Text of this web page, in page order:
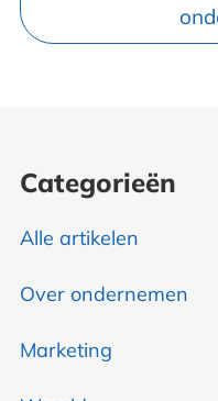
Categorieën
Alle artikelen
Over ondernemen
Marketing